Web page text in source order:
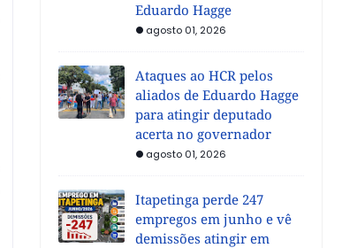
Eduardo Hagge
agosto 01, 2026
Ataques ao HCR pelos
aliados de Eduardo Hagge
para atingir deputado
acerta no governador
agosto 01, 2026
Itapetinga perde 247
empregos em junho e vê
demissões atingir em